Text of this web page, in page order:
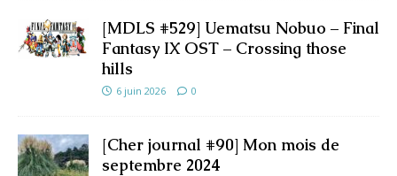
[MDLS #529] Uematsu Nobuo – Final
Fantasy IX OST – Crossing those
hills
6 juin 2026 0
[Cher journal #90] Mon mois de
septembre 2024